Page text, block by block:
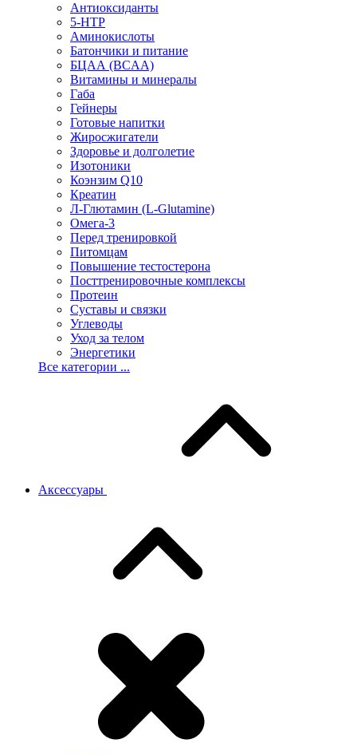
Антиоксиданты
5-HTP
Аминокислоты
Батончики и питание
БЦАА (BCAA)
Витамины и минералы
Габа
Гейнеры
Готовые напитки
Жиросжигатели
Здоровье и долголетие
Изотоники
Коэнзим Q10
Креатин
Л-Глютамин (L-Glutamine)
Омега-3
Перед тренировкой
Питомцам
Повышение тестостерона
Посттренировочные комплексы
Протеин
Суставы и связки
Углеводы
Уход за телом
Энергетики
Все категории ...
Аксессуары